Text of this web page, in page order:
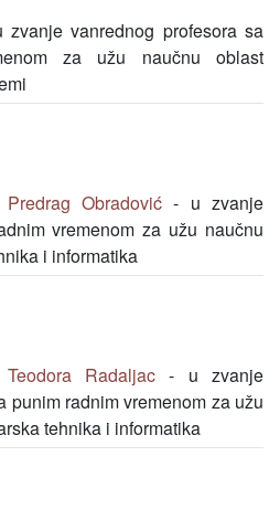
zvanje vanrednog profesora sa
za užu naučnu oblast
Obradović- u zvanje
vremenom za užu naučnu
i informatika
Radaljac- u zvanje
punim radnim vremenom za užu
tehnika i informatika